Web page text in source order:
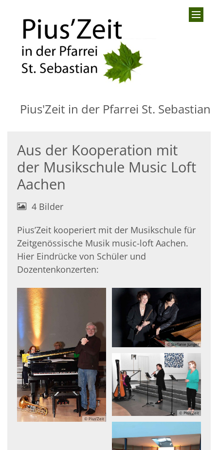
Pius'Zeit in der Pfarrei St. Sebastian
Aus der Kooperation mit
der Musikschule Music Loft
Aachen
4 Bilder
Pius’Zeit kooperiert mit der Musikschule für
Zeitgenössische Musik music-loft Aachen.
Hier Eindrücke von Schüler und
Dozentenkonzerten:
© Pius’Zeit
© Stefanie Jünger
© Pius’Zeit